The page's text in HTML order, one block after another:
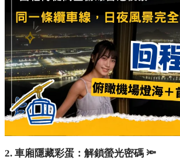
2. 車廂隱藏彩蛋：解鎖螢光密碼 🔦